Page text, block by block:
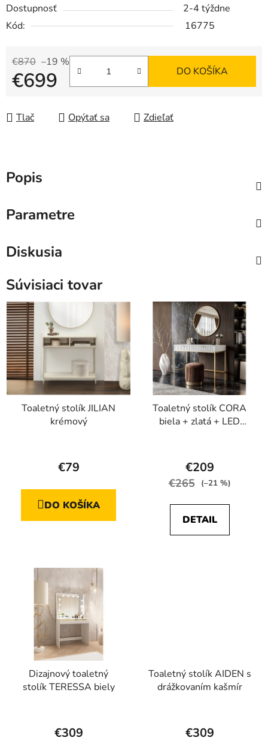
Dostupnosť
2-4 týždne
Kód:
16775
€870 –19 %
€699 DO KOŠÍKA
Tlač Opýtať sa Zdieľať
Popis
Parametre
Diskusia
Súvisiaci tovar
Toaletný stolík JILIAN
krémový
€79
DO KOŠÍKA
Toaletný stolík CORA
biela + zlatá + LED
hodnotenie
produktu
z
€209
€265 (–21 %)
DETAIL
Dizajnový toaletný
stolík TERESSA biely
€309
Toaletný stolík AIDEN s
drážkovaním kašmír
hodnotenie
€309